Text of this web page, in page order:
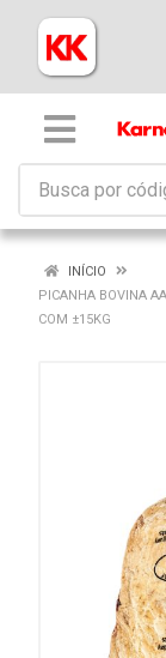
INÍCIO
PICANHA BOVINA
COM ±15KG